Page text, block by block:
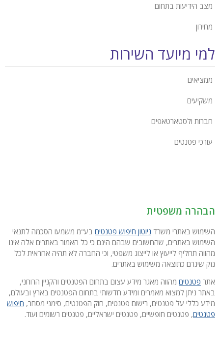
מצב הידיעות בתחום
מחירון
למי מיועד השירות
ממציאים
משקיעים
חברות ולסטארטאפים
עורכי פטנטים
הבהרה משפטית
השימוש באתרי משרד ניוטון חיפוש פטנטים בע"מ משמעו הסכמה לתנאי
השימוש באתרים, שהחשובים שבהם הינם כי כל האמור באתרים אלה אינו
מהווה תחליף לייעוץ או לייצוג משפטי, וכי החברה לא תהיה אחראית לכל
נזק שיגרם כתוצאה משימוש באתרים.
אתר פטנטים מהווה מאגר מידע עצום בתחום הפטנטים והקניין הרוחני,
באתר ניתן למצוא מאמרים ומידע חדשותי בתחום הפטנטים בארץ ובעולם,
מידע כללי על פטנטים, רישום פטנטים, חוק הפטנטים, סימני מסחר, חיפוש
פטנטים, פטנטים חופשיים, פטנטים ישראליים, פטנטים רשומים ועוד.